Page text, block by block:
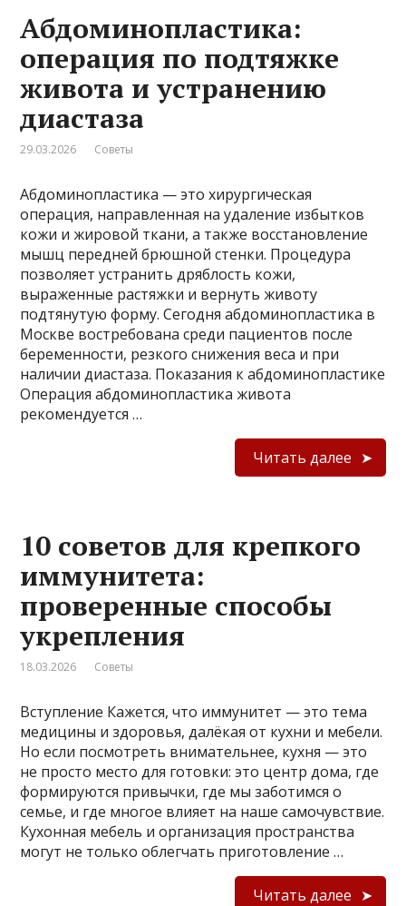
Абдоминопластика:
операция по подтяжке
живота и устранению
диастаза
29.03.2026 Советы
Абдоминопластика — это хирургическая
операция, направленная на удаление избытков
кожи и жировой ткани, а также восстановление
мышц передней брюшной стенки. Процедура
позволяет устранить дряблость кожи,
выраженные растяжки и вернуть животу
подтянутую форму. Сегодня абдоминопластика в
Москве востребована среди пациентов после
беременности, резкого снижения веса и при
наличии диастаза. Показания к абдоминопластике
Операция абдоминопластика живота
рекомендуется …
Читать далее
10 советов для крепкого
иммунитета:
проверенные способы
укрепления
18.03.2026 Советы
Вступление Кажется, что иммунитет — это тема
медицины и здоровья, далёкая от кухни и мебели.
Но если посмотреть внимательнее, кухня — это
не просто место для готовки: это центр дома, где
формируются привычки, где мы заботимся о
семье, и где многое влияет на наше самочувствие.
Кухонная мебель и организация пространства
могут не только облегчать приготовление …
Читать далее